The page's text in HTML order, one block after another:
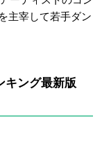
主宰して若手ダン
キング最新版